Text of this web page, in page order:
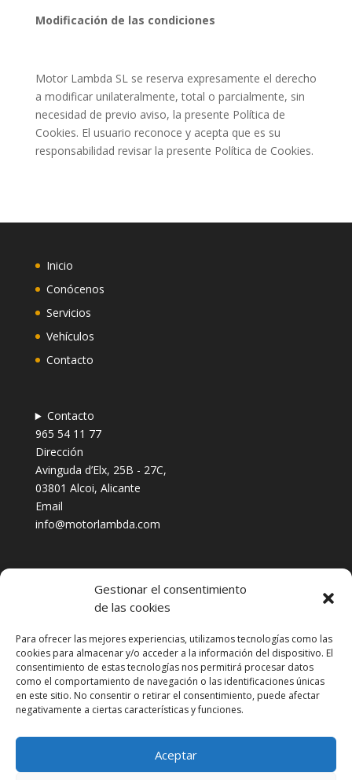
Gestionar el consentimiento
de las cookies
Para ofrecer las mejores experiencias, utilizamos tecnologías como las
cookies para almacenar y/o acceder a la información del dispositivo. El
consentimiento de estas tecnologías nos permitirá procesar datos
como el comportamiento de navegación o las identificaciones únicas
en este sitio. No consentir o retirar el consentimiento, puede afectar
negativamente a ciertas características y funciones.
Aceptar
Modificación de las condiciones
Motor Lambda SL se reserva expresamente el derecho
a modificar unilateralmente, total o parcialmente, sin
necesidad de previo aviso, la presente Política de
Cookies. El usuario reconoce y acepta que es su
responsabilidad revisar la presente Política de Cookies.
Inicio
Conócenos
Servicios
Vehículos
Contacto
Contacto
965 54 11 77
Dirección
Avinguda d’Elx, 25B - 27C,
03801 Alcoi, Alicante
Email
info@motorlambda.com
Aviso Legal
Política cookies
Política privacidad
Política de cookies (UE)